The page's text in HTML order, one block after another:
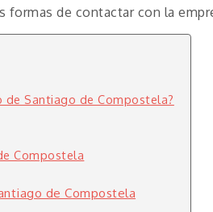
de contactar con la
Santiago de Compostela?
Compostela
de Compostela